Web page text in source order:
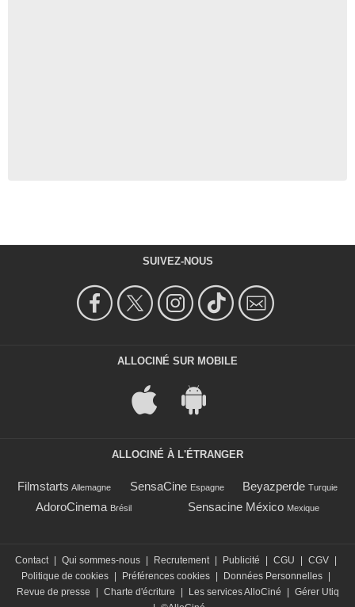
SUIVEZ-NOUS
ALLOCINÉ SUR MOBILE
ALLOCINÉ À L'ÉTRANGER
Filmstarts Allemagne SensaCine Espagne Beyazperde Turquie
AdoroCinema Brésil Sensacine México Mexique
Contact Qui sommes-nous Recrutement Publicité CGU CGV
Politique de cookies
Préférences cookies Données Personnelles
Revue de presse
Charte d'écriture Les services AlloCiné
Gérer Utiq